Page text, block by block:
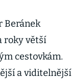
Beránek
roky větší
cestovkám.
a viditelnější